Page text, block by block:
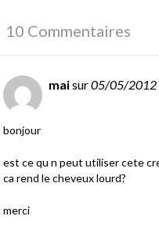
10 Commentaires
maisur05/05/2012
bonjour
est ce qu n peut utiliser cete
ca rend le cheveux lourd?
merci